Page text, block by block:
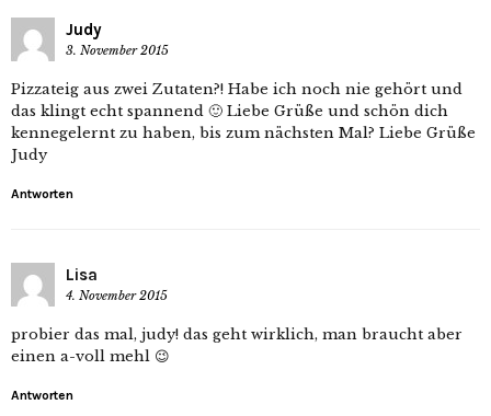
Judy
3. November 2015
Pizzateig aus zwei Zutaten?! Habe ich noch nie gehört und
das klingt echt spannend 🙂 Liebe Grüße und schön dich
kennegelernt zu haben, bis zum nächsten Mal? Liebe Grüße
Judy
Antworten
Lisa
4. November 2015
probier das mal, judy! das geht wirklich, man braucht aber
einen a-voll mehl 😉
Antworten